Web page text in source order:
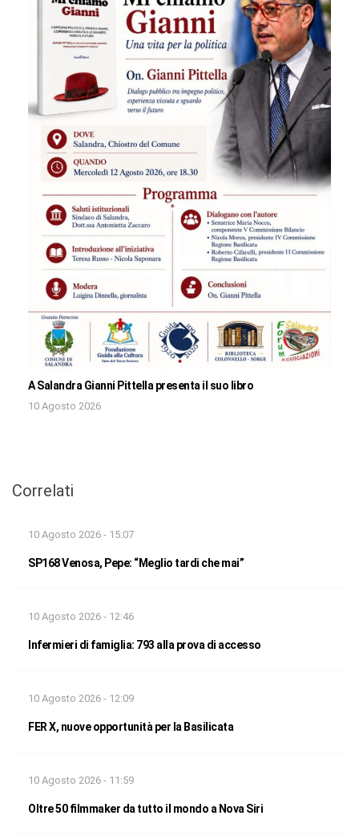
A Salandra Gianni Pittella presenta il suo libro
10 Agosto 2026
Correlati
10 Agosto 2026 - 15:07
SP168 Venosa, Pepe: “Meglio tardi che mai”
10 Agosto 2026 - 12:46
Infermieri di famiglia: 793 alla prova di accesso
10 Agosto 2026 - 12:09
FER X, nuove opportunità per la Basilicata
10 Agosto 2026 - 11:59
Oltre 50 filmmaker da tutto il mondo a Nova Siri